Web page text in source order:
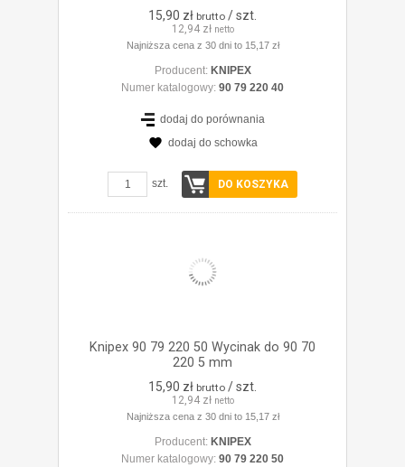
15,90 zł brutto / szt.
12,94 zł netto
Najniższa cena z 30 dni to 15,17 zł
Producent: KNIPEX
Numer katalogowy: 90 79 220 40
dodaj do porównania
dodaj do schowka
szt. DO KOSZYKA
Knipex 90 79 220 50 Wycinak do 90 70
220 5 mm
15,90 zł brutto / szt.
12,94 zł netto
Najniższa cena z 30 dni to 15,17 zł
Producent: KNIPEX
Numer katalogowy: 90 79 220 50